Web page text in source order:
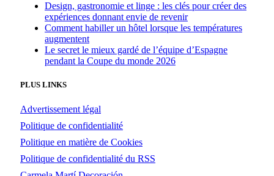
Design, gastronomie et linge : les clés pour créer des
expériences donnant envie de revenir
Comment habiller un hôtel lorsque les températures
augmentent
Le secret le mieux gardé de l’équipe d’Espagne
pendant la Coupe du monde 2026
PLUS LINKS
Advertissement légal
Politique de confidentialité
Politique en matière de Cookies
Politique de confidentialité du RSS